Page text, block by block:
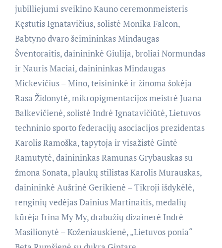
jubilliejumi sveikino Kauno ceremonmeisteris
Kęstutis Ignatavičius, solistė Monika Falcon,
Babtyno dvaro šeimininkas Mindaugas
Šventoraitis, dainininkė Giulija, broliai Normundas
ir Nauris Maciai, dainininkas Mindaugas
Mickevičius – Mino, teisininkė ir žinoma šokėja
Rasa Židonytė, mikropigmentacijos meistrė Juana
Balkevičienė, solistė Indrė Ignatavičiūtė, Lietuvos
techninio sporto federacijų asociacijos prezidentas
Karolis Ramoška, tapytoja ir visažistė Gintė
Ramutytė, dainininkas Ramūnas Grybauskas su
žmona Sonata, plaukų stilistas Karolis Murauskas,
dainininkė Aušrinė Gerikienė – Tikroji išdykėlė,
renginių vedėjas Dainius Martinaitis, medalių
kūrėja Irina My My, drabužių dizainerė Indrė
Masilionytė – Koženiauskienė, „Lietuvos ponia“